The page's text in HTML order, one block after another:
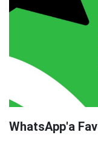
WhatsApp'a